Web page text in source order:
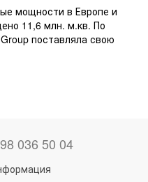
мощности в Европе и
11,6 млн. м.кв. По
поставляла свою
036 50 04